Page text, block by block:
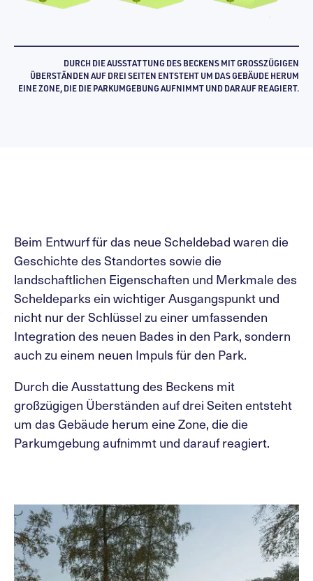
DURCH DIE AUSSTATTUNG DES BECKENS MIT GROSSZÜGIGEN Ü
BERSTÄNDEN AUF DREI SEITEN ENTSTEHT UM DAS GEBÄUDE HERUM E
INE ZONE, DIE DIE PARKUMGEBUNG AUFNIMMT UND DARAUF REAGIERT.
Beim Entwurf für das neue Scheldebad waren die
Geschichte des Standortes sowie die
landschaftlichen Eigenschaften und Merkmale des
Scheldeparks ein wichtiger Ausgangspunkt und
nicht nur der Schlüssel zu einer umfassenden
Integration des neuen Bades in den Park, sondern
auch zu einem neuen Impuls für den Park.
Durch die Ausstattung des Beckens mit
großzügigen Überständen auf drei Seiten entsteht
um das Gebäude herum eine Zone, die die
Parkumgebung aufnimmt und darauf reagiert.